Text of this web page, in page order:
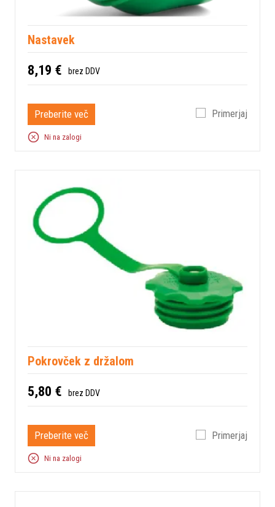
Nastavek
8,19 € brez DDV
Preberite več Primerjaj
Ni na zalogi
Pokrovček z držalom
5,80 € brez DDV
Preberite več Primerjaj
Ni na zalogi